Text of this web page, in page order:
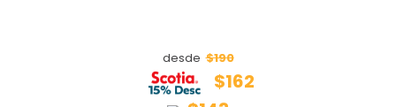
desde $190
$162